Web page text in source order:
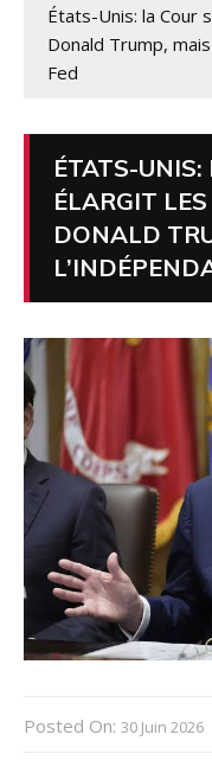
États-Unis: la Cour
Donald Trump,
Fed
ÉTATS-UNIS:
ÉLARGIT
DONALD
Posted On: 30 Juin 2026